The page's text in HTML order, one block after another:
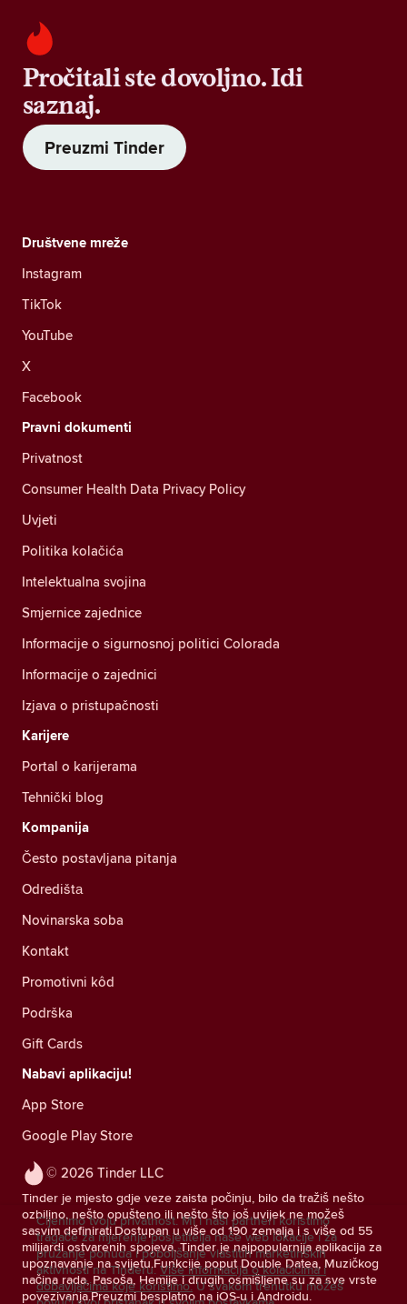
Pročitali ste dovoljno. Idi
saznaj.
Preuzmi Tinder
© 2026 Tinder LLC
Tinder je mjesto gdje veze zaista počinju, bilo da tražiš nešto
ozbiljno, nešto opušteno ili nešto što još uvijek ne možeš
sasvim definirati.Dostupan u više od 190 zemalja i s više od 55
milijardi ostvarenih spojeva, Tinder je najpopularnija aplikacija za
upoznavanje na svijetu.Funkcije poput Double Datea, Muzičkog
načina rada, Pasoša, Hemije i drugih osmišljene su za sve vrste
povezivanja.Preuzmi besplatno na iOS-u i Androidu.
Društvene mreže
Instagram
TikTok
YouTube
X
Facebook
Pravni dokumenti
Privatnost
Consumer Health Data Privacy Policy
Uvjeti
Politika kolačića
Intelektualna svojina
Smjernice zajednice
Informacije o sigurnosnoj politici Colorada
Informacije o zajednici
Izjava o pristupačnosti
Karijere
Portal o karijerama
Tehnički blog
Kompanija
Često postavljana pitanja
Odredištа
Novinarska soba
Kontakt
Promotivni kôd
Podrška
Gift Cards
Nabavi aplikaciju!
App Store
Google Play Store
Cijenimo tvoju privatnost. Mi i naši partneri koristimo
tragače za mjerenje posjetitelja naše web lokacije i za
pružanje ponuda i poboljšanje vlastitih marketinških
aktivnosti na Tinderu. Više informacija o kolačićima i
dobavljačima koje koristimo. U svakom trenutku možeš